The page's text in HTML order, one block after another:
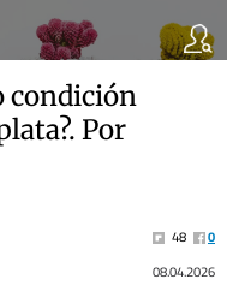
condición
Por
48
0
08.04.2026